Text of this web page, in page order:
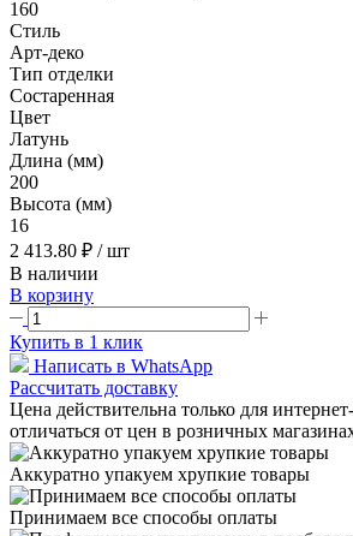
160
Стиль
Арт-деко
Тип отделки
Состаренная
Цвет
Латунь
Длина (мм)
200
Высота (мм)
16
2 413.80 ₽ / шт
В наличии
В корзину
Купить в 1 клик
Написать в WhatsApp
Рассчитать доставку
Цена действительна только для
отличаться от цен в розничных
Аккуратно упакуем хрупкие товары
Принимаем все способы оплаты